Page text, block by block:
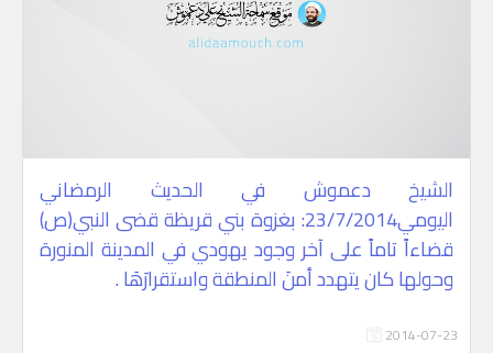
الشيخ دعموش في الحديث الرمضاني
اليومي23/7/2014: بغزوة بني قريظة قضى النبي(ص)
قضاءاً تاماً على آخر وجود يهودي في المدينة المنورة
وحولها كان يتهدد أمنَ المنطقة واستقرارَهَا .
2014-07-23